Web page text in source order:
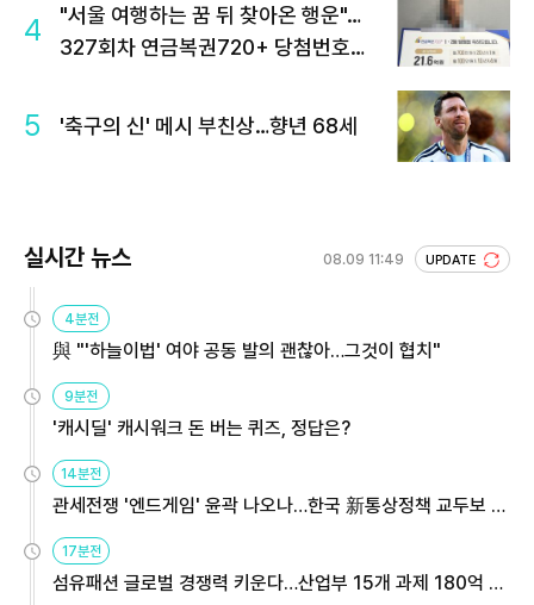
4
"서울 여행하는 꿈 뒤 찾아온 행운"…
327회차 연금복권720+ 당첨번호조
5 '축구의 신' 메시 부친상…향년 68세
실시간 뉴스 08.09 11:49 UPDATE
4분전
與 "'하늘이법' 여야 공동 발의 괜찮아…그것이 협치"
9분전
'캐시딜' 캐시워크 돈 버는 퀴즈, 정답은?
14분전
관세전쟁 '엔드게임' 윤곽 나오나…한국 新통상정책 교두보 활
17분전
섬유패션 글로벌 경쟁력 키운다…산업부 15개 과제 180억 지